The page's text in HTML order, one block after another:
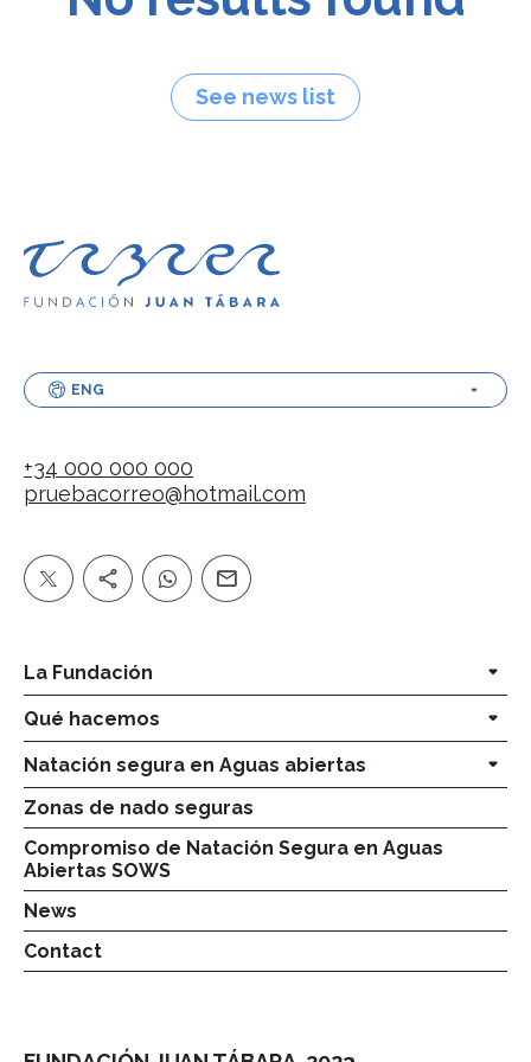
See news list
ENG
+34 000 000 000
pruebacorreo@hotmail.com
La Fundación
Qué hacemos
Natación segura en Aguas abiertas
Zonas de nado seguras
Compromiso de Natación Segura en Aguas
Abiertas SOWS
News
Contact